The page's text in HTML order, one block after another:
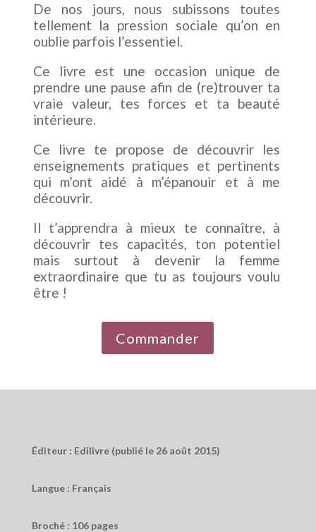
De nos jours, nous subissons toutes
tellement la pression sociale qu’on en
oublie parfois l’essentiel.
Ce livre est une occasion unique de
prendre une pause afin de (re)trouver ta
vraie valeur, tes forces et ta beauté
intérieure.
Ce livre te propose de découvrir les
enseignements pratiques et pertinents
qui m’ont aidé à m’épanouir et à me
découvrir.
Il t’apprendra à mieux te connaître, à
découvrir tes capacités, ton potentiel
mais surtout à devenir la femme
extraordinaire que tu as toujours voulu
être !
Commander
Éditeur : Edilivre (publié le 26 août 2015)
Langue : Français
Broché : 106 pages